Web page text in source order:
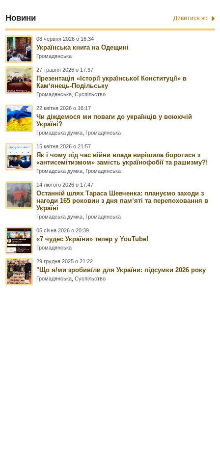
Новини Дивитися всі
08 червня 2026 о 16:34
Українська книга на Одещині
Громадянська
27 травня 2026 о 17:37
Презентація «Історії української Конституції» в
Камʼянець-Подільську
Громадянська ,Суспільство
22 квітня 2026 о 16:17
Чи діждемося ми поваги до українців у воюючій
Україні?
Громадська думка Громадянська
15 квітня 2026 о 21:57
Як і чому під час війни влада вирішила боротися з
«антисемітизмом» замість українофобії та рашизму?!
Громадська думка Громадянська
14 лютого 2026 о 17:47
Останній шлях Тараса Шевченка: плануємо заходи з
нагоди 165 роковин з дня памʼяті та перепоховання в
Україні
Громадська думка Громадянська
05 січня 2026 о 20:39
«7 чудес України» тепер у YouTube!
Громадянська
29 грудня 2025 о 21:22
"Що я/ми зробив/ли для України: підсумки 2026 року
Громадянська ,Суспільство